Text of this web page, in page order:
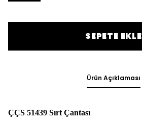
SEPETE EKLE
Ürün Açıklaması
ÇÇS 51439 Sırt Çantası